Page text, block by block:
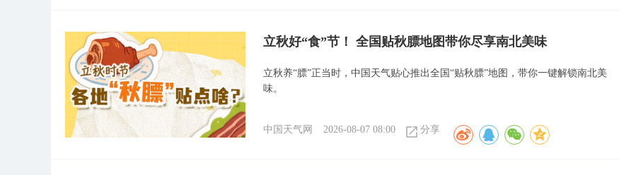
立秋好“食”节！ 全国贴秋膘地图带你尽享南北美味
立秋养“膘”正当时，中国天气贴心推出全国“贴秋膘”地图，带你一键解锁南北美
味。
中国天气网 2026-08-07 08:00 分享